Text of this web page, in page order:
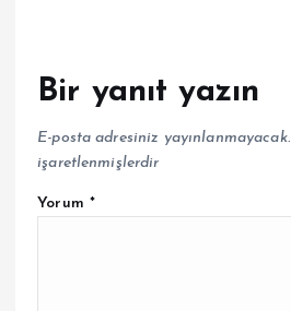
Bir yanıt yazın
E-posta adresiniz yayınlanmayacak.
işaretlenmişlerdir
Yorum *